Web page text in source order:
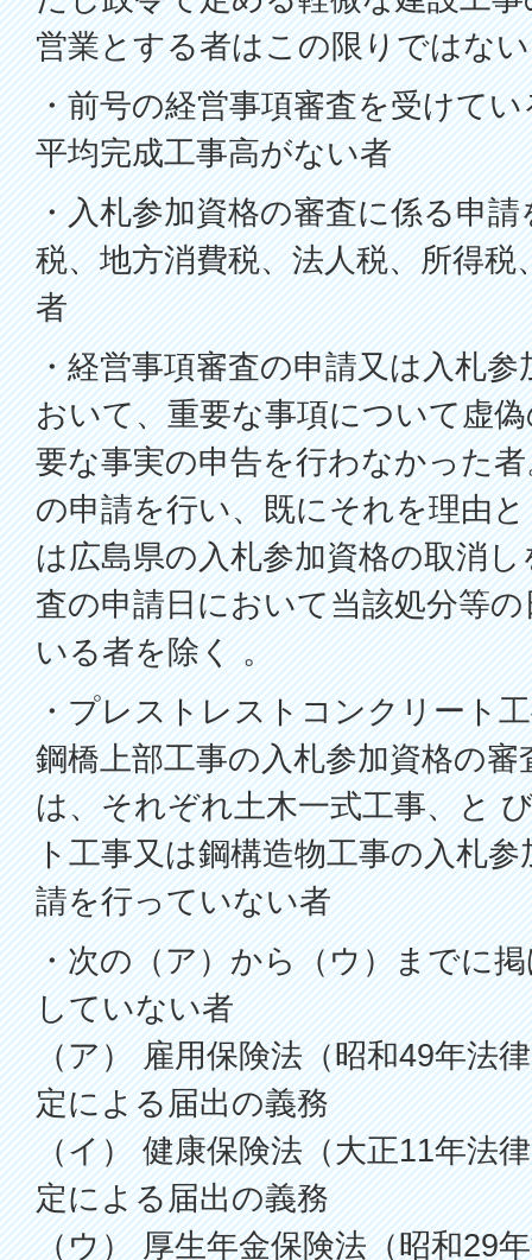
営業とする者はこの限りではな
・前号の経営事項審査を受けて
平均完成工事高がない者
・入札参加資格の審査に係る申
税、地方消費税、法人税、所得
者
・経営事項審査の申請又は入札
おいて、重要な事項について虚
要な事実の申告を行わなかった
の申請を行い、既にそれを理由
は広島県の入札参加資格の取消
査の申請日において当該処分等
いる者を除く 。
・プレストレストコンクリート
鋼橋上部工事の入札参加資格の
は、それぞれ土木一式工事、と
ト工事又は鋼構造物工事の入札
請を行っていない者
・次の（ア）から（ウ）までに
していない者
（ア） 雇用保険法（昭和49年法
定による届出の義務
（イ） 健康保険法（大正11年法
定による届出の義務
（ウ） 厚生年金保険法（昭和29